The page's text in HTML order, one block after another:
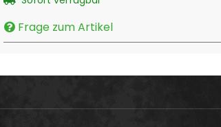
Frage zum Artikel